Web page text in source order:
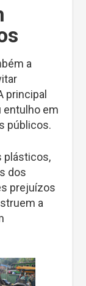
a
principal
entulho em
públicos.
plásticos,
dos
prejuízos
a